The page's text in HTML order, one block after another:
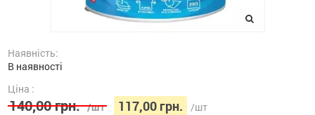
Наявність:
В наявності
Ціна :
140,00 грн. /шт 117,00 грн. /шт